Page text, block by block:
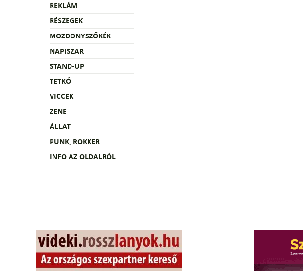
REKLÁM
RÉSZEGEK
MOZDONYSZŐKÉK
NAPISZAR
STAND-UP
TETKÓ
VICCEK
ZENE
ÁLLAT
PUNK, ROKKER
INFO AZ OLDALRÓL